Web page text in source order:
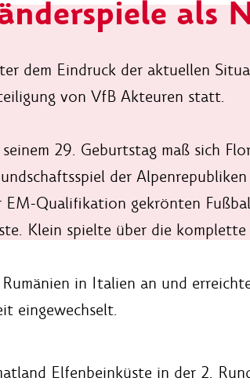
als
dem Eindruck der aktuellen
von VfB Akteuren statt.
29. Geburtstag maß sich
der
EM-Qualifikation gekrönten
Klein spielte über die komplette
in Italien an und
eingewechselt.
Elfenbeinküste in der 2.